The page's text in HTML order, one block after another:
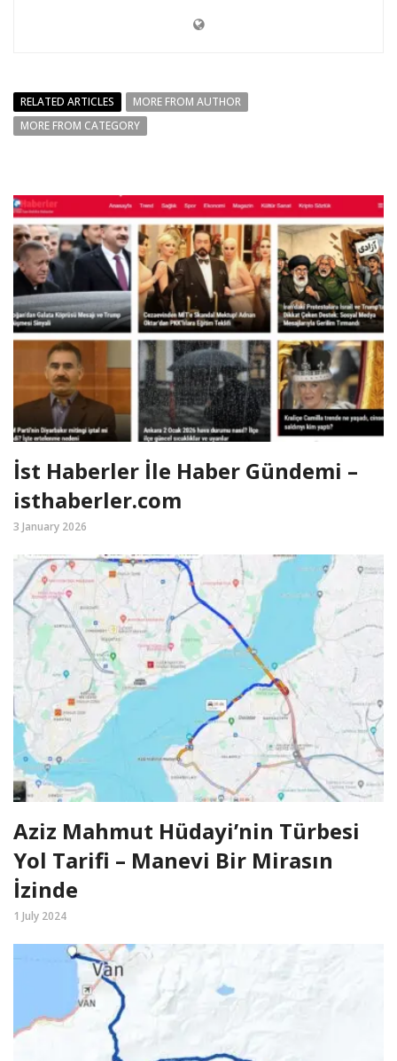
RELATED ARTICLES
MORE FROM AUTHOR
MORE FROM CATEGORY
İst Haberler İle Haber Gündemi –
isthaberler.com
3 January 2026
Aziz Mahmut Hüdayi’nin Türbesi
Yol Tarifi – Manevi Bir Mirasın
İzinde
1 July 2024